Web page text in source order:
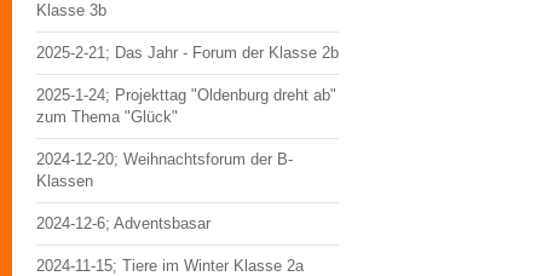
Klasse 3b
2025-2-21; Das Jahr - Forum der Klasse 2b
2025-1-24; Projekttag "Oldenburg dreht ab"
zum Thema "Glück"
2024-12-20; Weihnachtsforum der B-
Klassen
2024-12-6; Adventsbasar
2024-11-15; Tiere im Winter Klasse 2a